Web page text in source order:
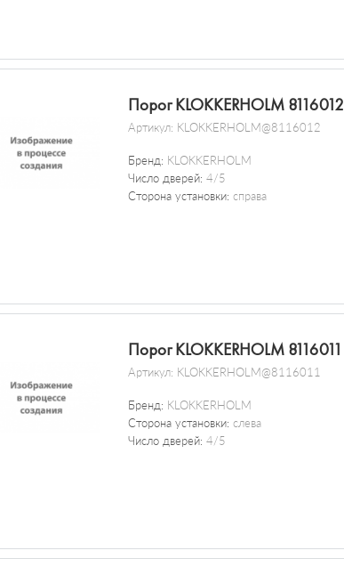
Порог KLOKKERHOLM 8116012
Артикул: KLOKKERHOLM@8116012
Бренд: KLOKKERHOLM
Число дверей: 4/5
Сторона установки: справа
Порог KLOKKERHOLM 8116011
Артикул: KLOKKERHOLM@8116011
Бренд: KLOKKERHOLM
Сторона установки: слева
Число дверей: 4/5